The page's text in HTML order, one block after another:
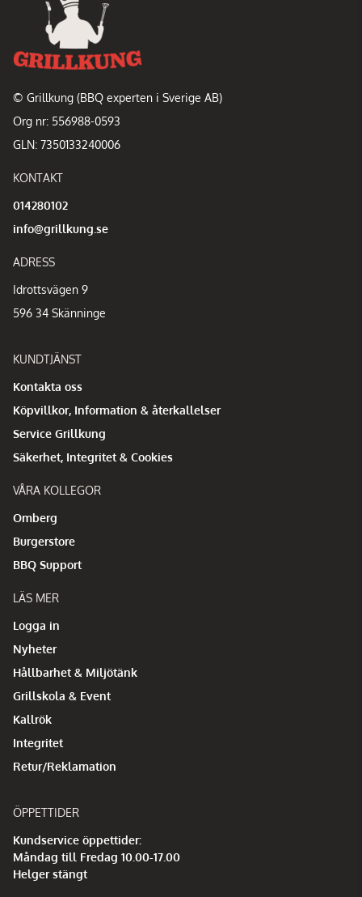
© Grillkung (BBQ experten i Sverige AB)
Org nr: 556988-0593
GLN: 7350133240006
KONTAKT
014280102
info@grillkung.se
ADRESS
Idrottsvägen 9
596 34 Skänninge
KUNDTJÄNST
Kontakta oss
Köpvillkor, Information & återkallelser
Service Grillkung
Säkerhet, Integritet & Cookies
VÅRA KOLLEGOR
Omberg
Burgerstore
BBQ Support
LÄS MER
Logga in
Nyheter
Hållbarhet & Miljötänk
Grillskola & Event
Kallrök
Integritet
Retur/Reklamation
ÖPPETTIDER
Kundservice öppettider:
Måndag till Fredag 10.00-17.00
Helger stängt